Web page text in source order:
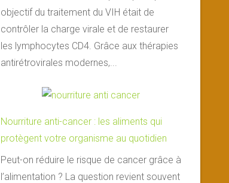
objectif du traitement du VIH était de
contrôler la charge virale et de restaurer
les lymphocytes CD4. Grâce aux thérapies
antirétrovirales modernes,...
Nourriture anti-cancer : les aliments qui
protègent votre organisme au quotidien
Peut-on réduire le risque de cancer grâce à
l’alimentation ? La question revient souvent